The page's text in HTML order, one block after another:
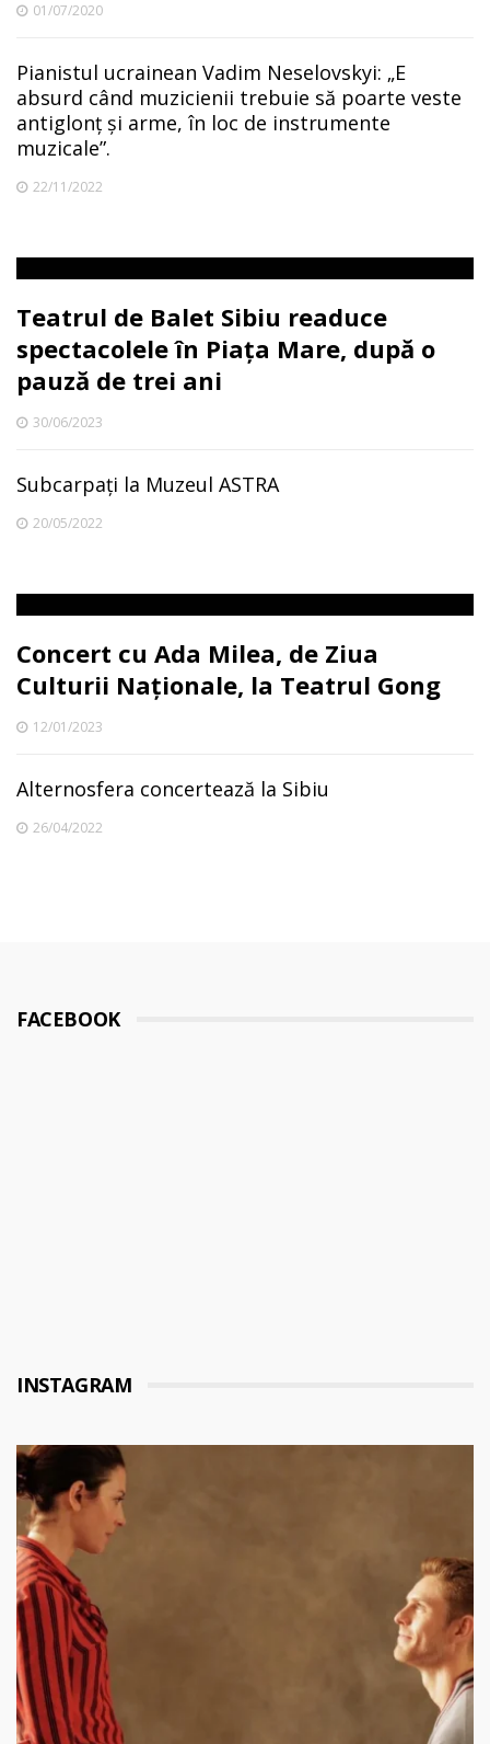
01/07/2020
Pianistul ucrainean Vadim Neselovskyi: „E
absurd când muzicienii trebuie să poarte veste
antiglonț și arme, în loc de instrumente
muzicale”.
22/11/2022
Teatrul de Balet Sibiu readuce
spectacolele în Piața Mare, după o
pauză de trei ani
30/06/2023
Subcarpați la Muzeul ASTRA
20/05/2022
Concert cu Ada Milea, de Ziua
Culturii Naționale, la Teatrul Gong
12/01/2023
Alternosfera concertează la Sibiu
26/04/2022
FACEBOOK
INSTAGRAM